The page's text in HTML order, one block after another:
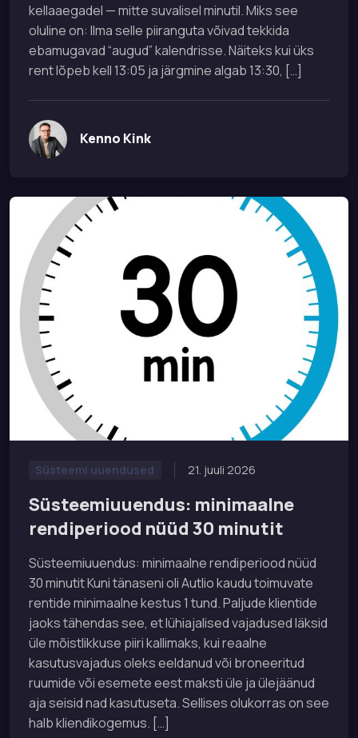
kellaaegadel — mitte suvalisel minutil. Miks see
oluline on: Ilma selle piiranguta võivad tekkida
ebamugavad “augud” kalendrisse. Näiteks kui üks
rent lõpeb kell 13:05 ja järgmine algab 13:30, […]
Kenno Kink
Süsteemi uuendused 21. juuli 2026
Süsteemiuuendus: minimaalne
rendiperiood nüüd 30 minutit
Süsteemiuuendus: minimaalne rendiperiood nüüd
30 minutit Kuni tänaseni oli Autlio kaudu toimuvate
rentide minimaalne kestus 1 tund. Paljude klientide
jaoks tähendas see, et lühiajalised vajadused läksid
üle mõistlikkuse piiri kallimaks, kui reaalne
kasutusvajadus oleks eeldanud või broneeritud
ruumide või esemete eest maksti üle ja ülejäänud
aja seisid nad kasutuseta. Sellises olukorras on see
halb kliendikogemus. […]